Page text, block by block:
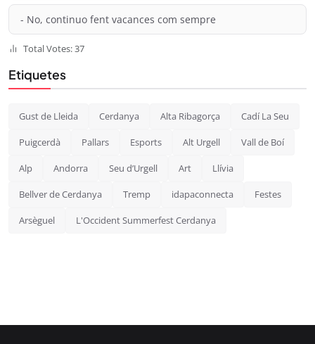
- No, continuo fent vacances com sempre
Total Votes: 37
Etiquetes
Gust de Lleida Cerdanya Alta Ribagorça Cadí La Seu
Puigcerdà Pallars Esports Alt Urgell Vall de Boí
Alp Andorra Seu d’Urgell Art Llívia
Bellver de Cerdanya Tremp idapaconnecta Festes
Arsèguel L'Occident Summerfest Cerdanya